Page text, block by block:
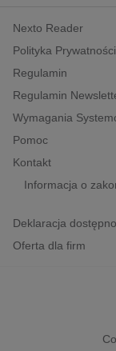
polityka,
inne
popularno-
historia
Nexto Reader
Polityka Prywatności
Regulamin
Regulamin
Wymagania
Pomoc
Kontakt
Informacja o
Deklaracja
Oferta dla firm